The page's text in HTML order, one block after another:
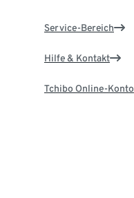
Service-Bereich
Hilfe & Kontakt
Tchibo Online-Konto